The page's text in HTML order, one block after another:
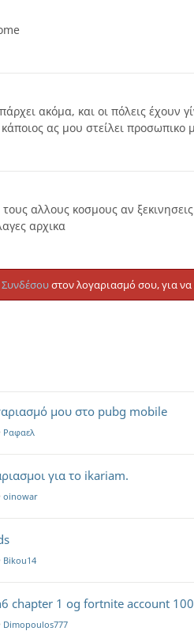
ακόμα, και οι πόλεις έχουν
ας μου στείλει
αλλους κοσμους αν
αρχικα
Συνδέσουστον λογαριασμό σου, για να
μου στο pubg mobile
Ραφαελ
για το ikariam.
oinowar
Bikou14
chapter 1 og fortnite account
Dimopoulos777